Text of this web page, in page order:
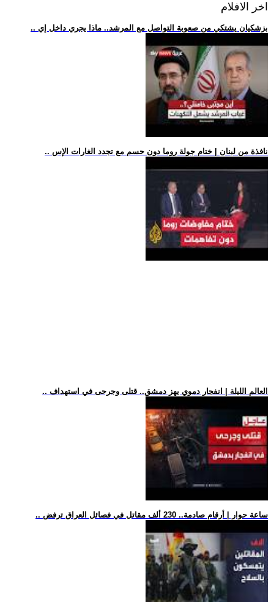
اخر الافلام
.. بزشكيان يشتكي من صعوبة التواصل مع المرشد.. ماذا يجري داخل إي
.. نافذة من لبنان | ختام جولة روما دون حسم مع تجدد الغارات الإس
.. العالم الليلة | انفجار دموي يهز دمشق.. قتلى وجرحى في استهداف
.. ساعة حوار | أرقام صادمة.. 230 ألف مقاتل في فصائل العراق ترفض